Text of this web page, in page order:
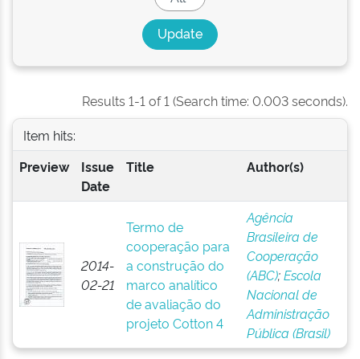
Results 1-1 of 1 (Search time: 0.003 seconds).
Item hits:
Preview
Issue
Date
Title Author(s)
2014-
02-21
Termo de
cooperação para
a construção do
marco analítico
de avaliação do
projeto Cotton 4
Agência
Brasileira de
Cooperação
(ABC);Escola
Nacional de
Administração
Pública (Brasil)